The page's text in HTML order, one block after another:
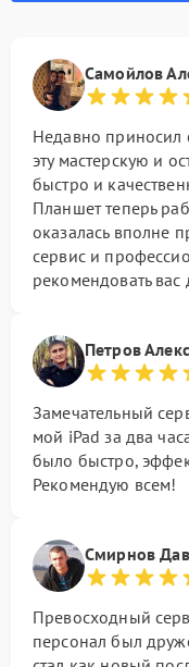
Самойлов
Недавно приносил
эту мастерскую и
быстро и
Планшет теперь
оказалась вполне
сервис и
рекомендовать
Петров
Замечательный
мой iPad за два
было быстро,
Рекомендую всем!
Смирнов
Превосходный
персонал был